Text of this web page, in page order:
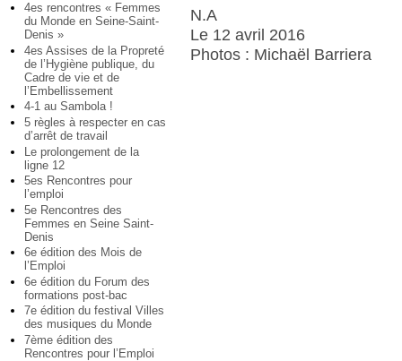
4es rencontres « Femmes
du Monde en Seine-Saint-
Denis »
4es Assises de la Propreté
de l’Hygiène publique, du
Cadre de vie et de
l’Embellissement
4-1 au Sambola !
5 règles à respecter en cas
d’arrêt de travail
Le prolongement de la
ligne 12
5es Rencontres pour
l’emploi
5e Rencontres des
Femmes en Seine Saint-
Denis
6e édition des Mois de
l’Emploi
6e édition du Forum des
formations post-bac
7e édition du festival Villes
des musiques du Monde
7ème édition des
Rencontres pour l’Emploi
N.A
Le 12 avril 2016
Photos : Michaël Barriera